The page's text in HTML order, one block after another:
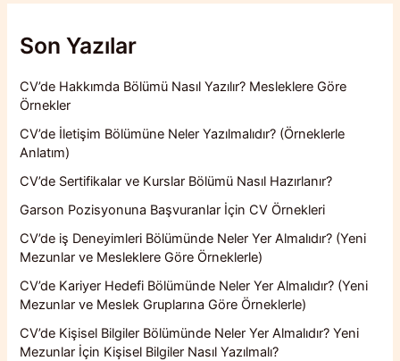
Son Yazılar
CV’de Hakkımda Bölümü Nasıl Yazılır? Mesleklere Göre
Örnekler
CV’de İletişim Bölümüne Neler Yazılmalıdır? (Örneklerle
Anlatım)
CV’de Sertifikalar ve Kurslar Bölümü Nasıl Hazırlanır?
Garson Pozisyonuna Başvuranlar İçin CV Örnekleri
CV’de iş Deneyimleri Bölümünde Neler Yer Almalıdır? (Yeni
Mezunlar ve Mesleklere Göre Örneklerle)
CV’de Kariyer Hedefi Bölümünde Neler Yer Almalıdır? (Yeni
Mezunlar ve Meslek Gruplarına Göre Örneklerle)
CV’de Kişisel Bilgiler Bölümünde Neler Yer Almalıdır? Yeni
Mezunlar İçin Kişisel Bilgiler Nasıl Yazılmalı?